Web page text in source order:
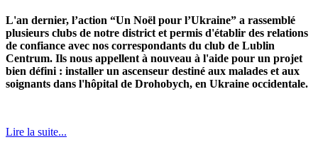
L'an dernier, l’action “Un Noël pour l’Ukraine” a rassemblé
plusieurs clubs de notre district et permis d'établir des relations
de confiance avec nos correspondants du club de Lublin
Centrum. Ils nous appellent à nouveau à l'aide pour un projet
bien défini : installer un ascenseur destiné aux malades et aux
soignants dans l'hôpital de Drohobych, en Ukraine occidentale.
Lire la suite...